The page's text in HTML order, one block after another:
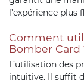
l’expérience plus
Comment
Bomber Card
L’utilisation des
intuitive. Il suffit